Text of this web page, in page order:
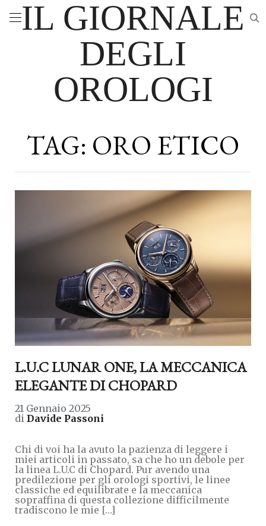
IL GIORNALE
DEGLI
OROLOGI
TAG: ORO ETICO
L.U.C LUNAR ONE, LA MECCANICA
ELEGANTE DI CHOPARD
21 Gennaio 2025
di Davide Passoni
Chi di voi ha la avuto la pazienza di leggere i
miei articoli in passato, sa che ho un debole per
la linea L.U.C di Chopard. Pur avendo una
predilezione per gli orologi sportivi, le linee
classiche ed equilibrate e la meccanica
sopraffina di questa collezione difficilmente
tradiscono le mie […]